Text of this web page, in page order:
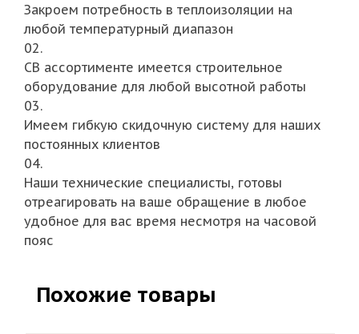
Закроем потребность в теплоизоляции на
любой температурный диапазон
02.
СВ ассортименте имеется строительное
оборудование для любой высотной работы
03.
Имеем гибкую скидочную систему для наших
постоянных клиентов
04.
Наши технические специалисты, готовы
отреагировать на ваше обращение в любое
удобное для вас время несмотря на часовой
пояс
Похожие товары